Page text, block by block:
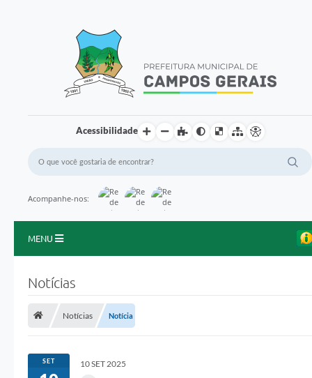
Acessibilidade
Acompanhe-nos:
MENU
Portal da Transparência
Notícias
Notícias Notícia
SET 10 SET 2025